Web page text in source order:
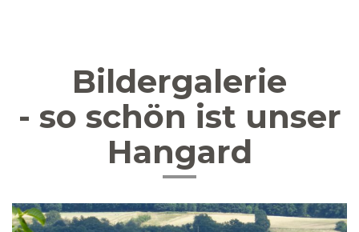
Bildergalerie
- so schön ist unser
Hangard